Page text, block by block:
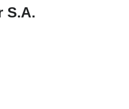
S.A.